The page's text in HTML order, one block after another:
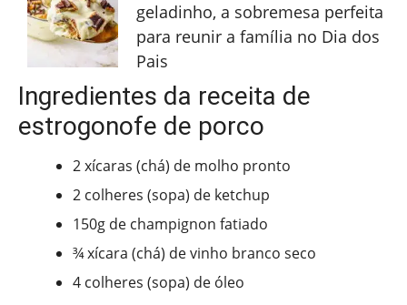
geladinho, a sobremesa perfeita
para reunir a família no Dia dos
Pais
Ingredientes da receita de
estrogonofe de porco
2 xícaras (chá) de molho pronto
2 colheres (sopa) de ketchup
150g de champignon fatiado
¾ xícara (chá) de vinho branco seco
4 colheres (sopa) de óleo